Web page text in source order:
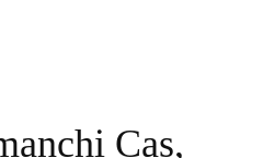
Cas,